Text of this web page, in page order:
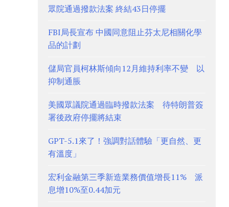
眾院通過撥款法案 終結43日停擺
FBI局長宣布 中國同意阻止芬太尼相關化學
品的計劃
儲局官員柯林斯傾向12月維持利率不變 以
抑制通脹
美國眾議院通過臨時撥款法案 待特朗普簽
署後政府停擺將結束
GPT-5.1來了！強調對話體驗「更自然、更
有溫度」
宏利金融第三季新造業務價值增長11% 派
息增10%至0.44加元